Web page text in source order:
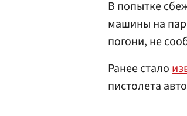
В попытке
машины на
погони, не
Ранее стало
пистолета